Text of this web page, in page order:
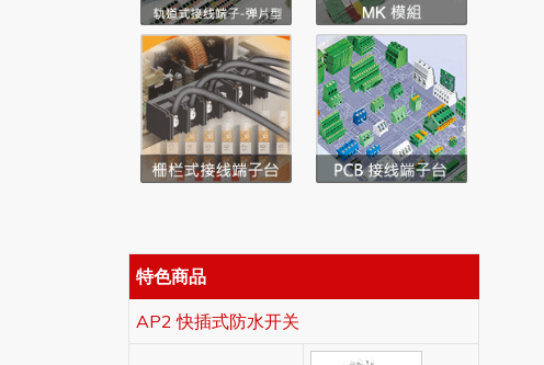
特色商品
AP2 快插式防水开关